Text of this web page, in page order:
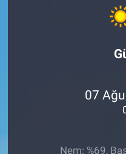
07
Nem: %69,